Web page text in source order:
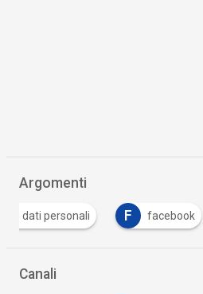
Argomenti
dati personali F facebook
Canali